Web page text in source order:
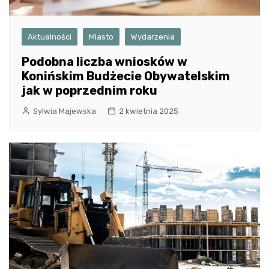
Aktualności Miasto Wydarzenia
Podobna liczba wniosków w
Konińskim Budżecie Obywatelskim
jak w poprzednim roku
Sylwia Majewska 2 kwietnia 2025